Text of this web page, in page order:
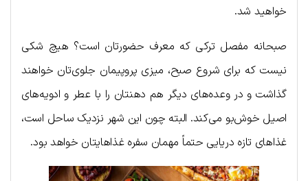
خواهید شد.
صبحانه مفصل ترکی که معرف حضورتان است؟ هیچ شکی
نیست که برای شروع صبح، میزی پروپیمان جلوی‌تان خواهند
گذاشت و در وعده‌های دیگر هم دهنتان را با عطر و ادویه‌های
اصیل خوش‌بو می‌کند. البته چون این شهر نزدیک ساحل است،
غذاهای تازه دریایی حتماً مهمان سفره غذاهایتان خواهد بود.